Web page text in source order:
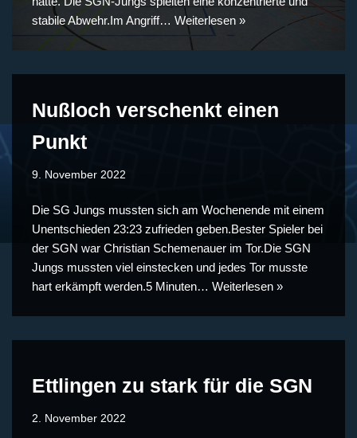
stabile Abwehr.Im Angriff… Weiterlesen »
Nußloch verschenkt einen
Punkt
9. November 2022
Die SG Jungs mussten sich am Wochenende mit einem
Unentschieden 23:23 zufrieden geben.Bester Spieler bei
der SGN war Christian Schemenauer im Tor.Die SGN
Jungs mussten viel einstecken und jedes Tor musste
hart erkämpft werden.5 Minuten… Weiterlesen »
Ettlingen zu stark für die SGN
2. November 2022